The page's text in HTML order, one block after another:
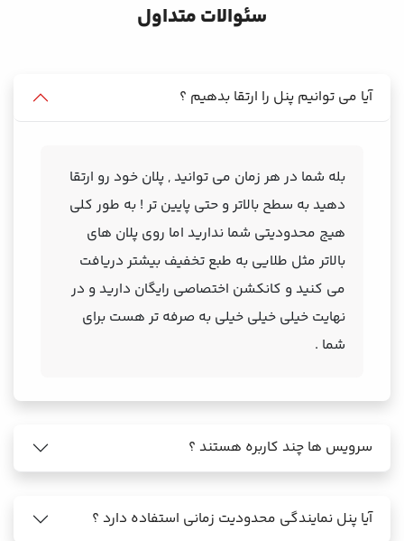
سئوالات متداول
آیا می توانیم پنل را ارتقا بدهیم ؟
بله شما در هر زمان می توانید , پلان خود رو ارتقا
دهید به سطح بالاتر و حتی پایین تر ! به طور کلی
هیج محدودیتی شما ندارید اما روی پلان های
بالاتر مثل طلایی به طبع تخفیف بیشتر دریافت
می کنید و کانکشن اختصاصی رایگان دارید و در
نهایت خیلی خیلی خیلی به صرفه تر هست برای
شما .
سرویس ها چند کاربره هستند ؟
آیا پنل نمایندگی محدودیت زمانی استفاده دارد ؟